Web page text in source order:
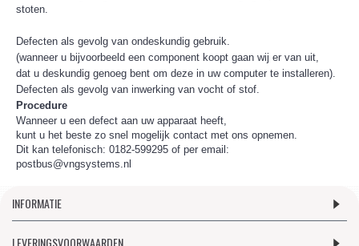
stoten.
Defecten als gevolg van ondeskundig gebruik.
(wanneer u bijvoorbeeld een component koopt gaan wij er van uit,
dat u deskundig genoeg bent om deze in uw computer te installeren).
Defecten als gevolg van inwerking van vocht of stof.
Procedure
Wanneer u een defect aan uw apparaat heeft,
kunt u het beste zo snel mogelijk contact met ons opnemen.
Dit kan telefonisch: 0182-599295 of per email:
postbus@vngsystems.nl
INFORMATIE
LEVERINGSVOORWAARDEN